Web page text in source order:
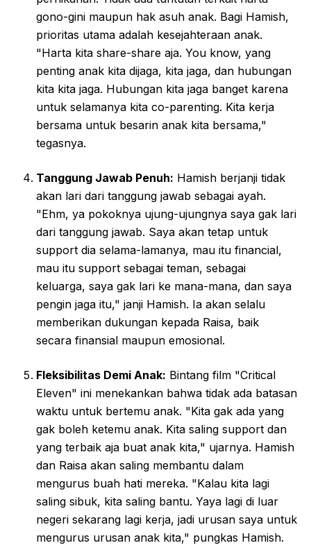
gono-gini maupun hak asuh anak. Bagi Hamish,
prioritas utama adalah kesejahteraan anak.
"Harta kita share-share aja. You know, yang
penting anak kita dijaga, kita jaga, dan hubungan
kita kita jaga. Hubungan kita jaga banget karena
untuk selamanya kita co-parenting. Kita kerja
bersama untuk besarin anak kita bersama,"
tegasnya.
Tanggung Jawab Penuh: Hamish berjanji tidak
akan lari dari tanggung jawab sebagai ayah.
"Ehm, ya pokoknya ujung-ujungnya saya gak lari
dari tanggung jawab. Saya akan tetap untuk
support dia selama-lamanya, mau itu financial,
mau itu support sebagai teman, sebagai
keluarga, saya gak lari ke mana-mana, dan saya
pengin jaga itu," janji Hamish. Ia akan selalu
memberikan dukungan kepada Raisa, baik
secara finansial maupun emosional.
Fleksibilitas Demi Anak: Bintang film "Critical
Eleven" ini menekankan bahwa tidak ada batasan
waktu untuk bertemu anak. "Kita gak ada yang
gak boleh ketemu anak. Kita saling support dan
yang terbaik aja buat anak kita," ujarnya. Hamish
dan Raisa akan saling membantu dalam
mengurus buah hati mereka. "Kalau kita lagi
saling sibuk, kita saling bantu. Yaya lagi di luar
negeri sekarang lagi kerja, jadi urusan saya untuk
mengurus urusan anak kita," pungkas Hamish.